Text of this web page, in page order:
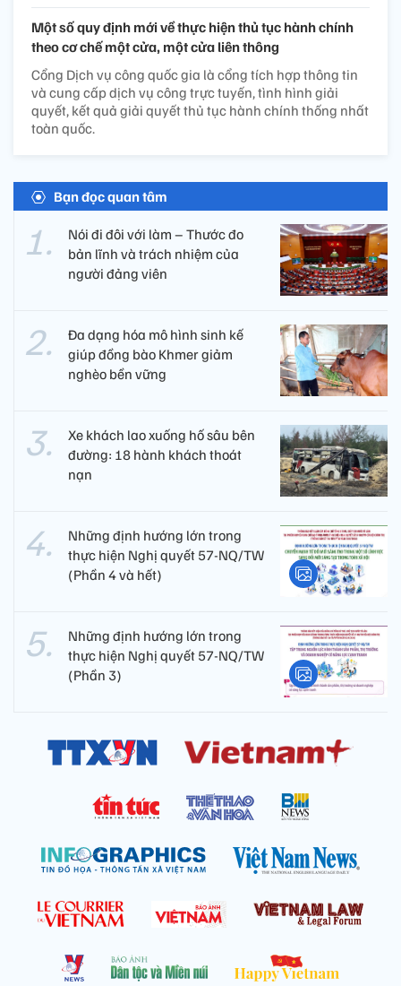
Một số quy định mới về thực hiện thủ tục hành chính
theo cơ chế một cửa, một cửa liên thông
Cổng Dịch vụ công quốc gia là cổng tích hợp thông tin
và cung cấp dịch vụ công trực tuyến, tình hình giải
quyết, kết quả giải quyết thủ tục hành chính thống nhất
toàn quốc.
Bạn đọc quan tâm
Nói đi đôi với làm – Thước đo
bản lĩnh và trách nhiệm của
người đảng viên​
Đa dạng hóa mô hình sinh kế
giúp đồng bào Khmer giảm
nghèo bền vững
Xe khách lao xuống hố sâu bên
đường: 18 hành khách thoát
nạn
Những định hướng lớn trong
thực hiện Nghị quyết 57-NQ/TW
(Phần 4 và hết)
Những định hướng lớn trong
thực hiện Nghị quyết 57-NQ/TW
(Phần 3)